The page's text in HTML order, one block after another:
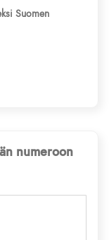
Suomen
numeroon